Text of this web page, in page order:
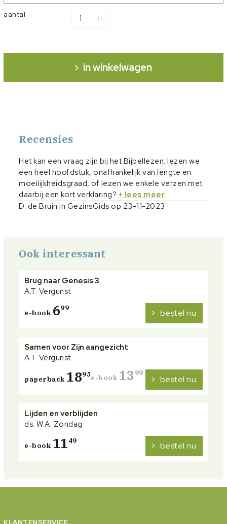
aantal
in winkelwagen
Recensies
Het kan een vraag zijn bij het Bijbellezen: lezen we
een heel hoofdstuk, onafhankelijk van lengte en
moeilijkheidsgraad, of lezen we enkele verzen met
daarbij een kort verklaring? + lees meer
D. de Bruin in GezinsGids op 23-11-2023
Ook interessant
Brug naar Genesis 3
A.T. Vergunst
e-book 699 bestel nu
Samen voor Zijn aangezicht
A.T. Vergunst
paperback 1895e-book 13 99
bestel nu
Lijden en verblijden
ds. W.A. Zondag
e-book 1149 bestel nu
KLANTENSERVICE